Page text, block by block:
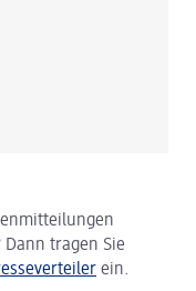
tragen Sie
ein.